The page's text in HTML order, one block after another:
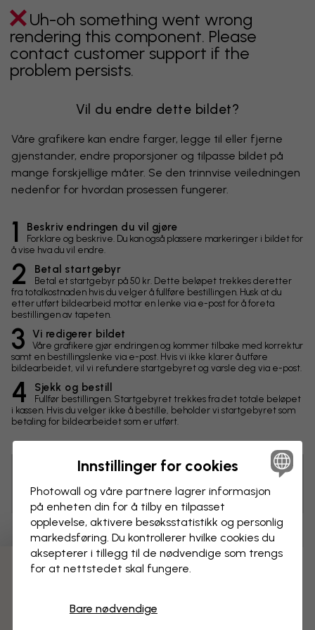
Uh-oh something went wrong
rendering this component. Please
contact customer support if the
problem persists.
Vil du endre dette bildet?
Våre grafikere kan endre farger, legge til eller fjerne
gjenstander, endre proporsjoner og tilpasse bildet på
mange forskjellige måter. Se den trinnvise veiledningen
nedenfor for hvordan prosessen fungerer.
1 Beskriv endringen du vil gjøre
Forklare og beskrive. Du kan også plassere markeringer i bildet for
å vise hva du vil endre.
2 Betal startgebyr
Betal et startgebyr på 50 kr. Dette beløpet trekkes deretter
fra totalkostnaden hvis du velger å fullføre bestillingen. Husk at du
etter utført bildearbeid mottar en lenke via e-post for å foreta
bestillingen av tapeten.
3 Vi redigerer bildet
Våre grafikere gjør endringen og kommer tilbake med korrektur
samt en bestillingslenke via e-post. Hvis vi ikke klarer å utføre
bildearbeidet, vil vi refundere startgebyret og varsle deg via e-post.
4 Sjekk og bestill
Fullfør bestillingen. Startgebyret trekkes fra det totale beløpet
i kassen. Hvis du velger ikke å bestille, beholder vi startgebyret som
betaling for bildearbeidet som er utført.
Endringer
Mål
Tips! Du kan klikke på bildet for å lage en markering og
skrive en kommentar.
Innstillinger for cookies
Photowall og våre partnere lagrer informasjon
på enheten din for å tilby en tilpasset
opplevelse, aktivere besøks­statistikk og personlig
markedsføring. Du kontrollerer hvilke cookies du
aksepterer i tillegg til de nødvendige som trengs
for at nettstedet skal fungere.
Bare nødvendige